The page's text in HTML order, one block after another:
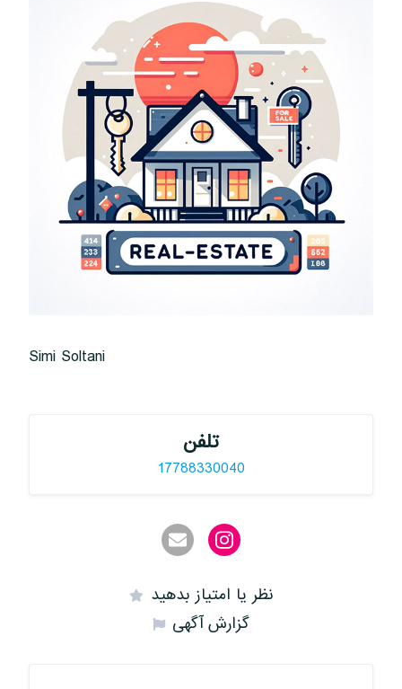
Simi Soltani
تلفن
17788330040
نظر یا امتیاز بدهید
گزارش آگهی